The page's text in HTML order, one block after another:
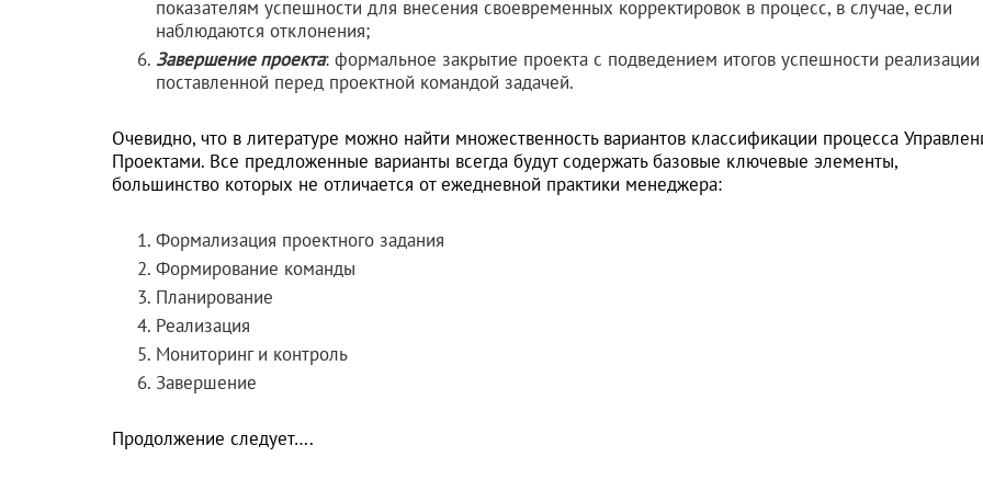
показателям успешности для внесения своевременных корректировок в процесс, в случае, если
наблюдаются отклонения;
Завершение проекта: формальное закрытие проекта с подведением итогов успешности реализации
поставленной перед проектной командой задачей.
Очевидно, что в литературе можно найти множественность вариантов классификации процесса
Проектами. Все предложенные варианты всегда будут содержать базовые ключевые элементы,
большинство которых не отличается от ежедневной практики менеджера:
Формализация проектного задания
Формирование команды
Планирование
Реализация
Мониторинг и контроль
Завершение
Продолжение следует….